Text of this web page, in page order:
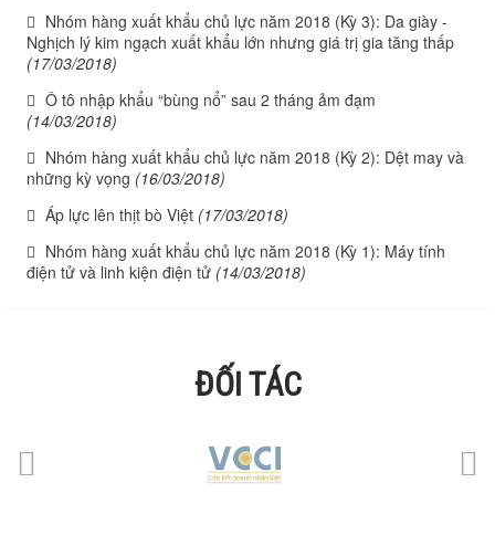
Nhóm hàng xuất khẩu chủ lực năm 2018 (Kỳ 3): Da giày -
Nghịch lý kim ngạch xuất khẩu lớn nhưng giá trị gia tăng thấp
(17/03/2018)
Ô tô nhập khẩu “bùng nổ” sau 2 tháng ảm đạm
(14/03/2018)
Nhóm hàng xuất khẩu chủ lực năm 2018 (Kỳ 2): Dệt may và
những kỳ vọng (16/03/2018)
Áp lực lên thịt bò Việt (17/03/2018)
Nhóm hàng xuất khẩu chủ lực năm 2018 (Kỳ 1): Máy tính
điện tử và linh kiện điện tử (14/03/2018)
ĐỐI TÁC